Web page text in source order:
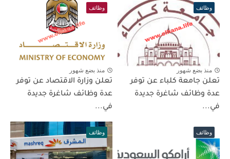
وظائف
منذ بضع شهور
تعلن جامعة كلباء عن توفر
عدة وظائف شاغرة جديدة
في...
وظائف
منذ بضع شهور
تعلن وزارة الاقتصاد عن توفر
عدة وظائف شاغرة جديدة
في...
وظائف وظائف